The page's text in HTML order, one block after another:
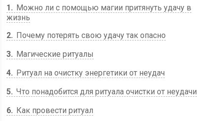
1
Можно ли с помощью магии притянуть удачу в
жизнь
2
Почему потерять свою удачу так опасно
3
Магические ритуалы
4
Ритуал на очистку энергетики от неудач
5 Что понадобится для ритуала очистки от неудачи
6
Как провести ритуал